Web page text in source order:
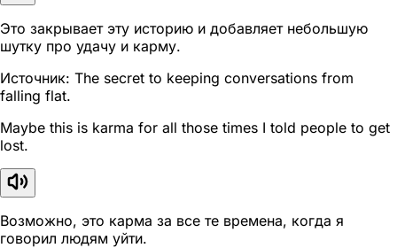
Это закрывает эту историю и добавляет небольшую
шутку про удачу и карму.
Источник: The secret to keeping conversations from
falling flat.
Maybe this is karma for all those times I told people to get
lost.
Возможно, это карма за все те времена, когда я
говорил людям уйти.